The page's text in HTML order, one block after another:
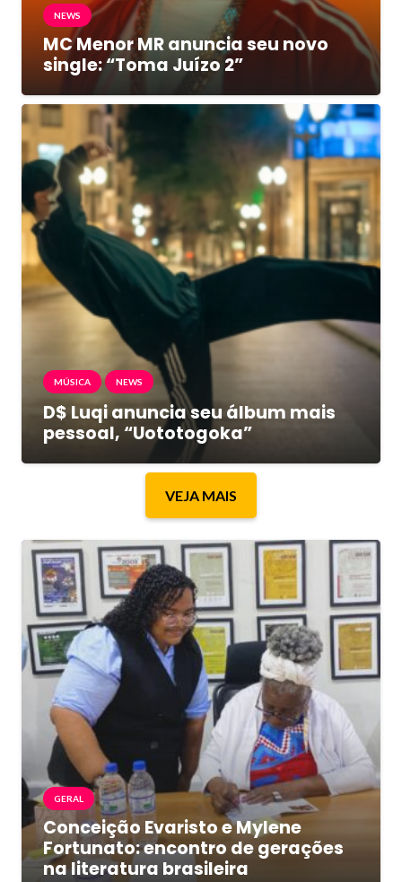
NEWS
MC Menor MR anuncia seu novo
single: “Toma Juízo 2”
MÚSICA NEWS
D$ Luqi anuncia seu álbum mais
pessoal, “Uototogoka”
VEJA MAIS
GERAL
Conceição Evaristo e Mylene
Fortunato: encontro de gerações
na literatura brasileira